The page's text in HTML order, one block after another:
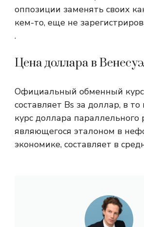
оппозиции заменять своих
кем-то, еще не
.
Цена доллара в
Официальный обменный курс
составляет Bs за доллар, в
курс доллара параллельного
являющегося эталоном в
экономике, составляет в